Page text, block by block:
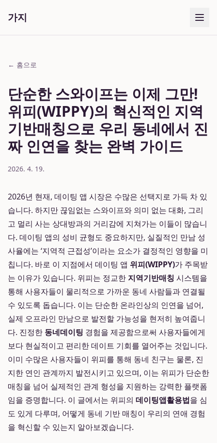
가지
← 홈으로
단순한 스와이프는 이제 그만!
위피(WIPPY)의 혁신적인 지역
기반매칭으로 우리 동네에서 진
짜 인연을 찾는 완벽 가이드
2026. 4. 19.
2026년 현재, 데이팅 앱 시장은 수많은 선택지로 가득 차 있
습니다. 하지만 끊임없는 스와이프와 의미 없는 대화, 그리
고 멀리 사는 상대방과의 거리감에 지쳐가는 이들이 많습니
다. 데이팅 앱의 성비 균형도 중요하지만, 실질적인 만남 성
사율에는 ‘지역적 근접성’이라는 요소가 결정적인 영향을 미
칩니다. 바로 이 지점에서 데이팅 앱 위피(WIPPY)가 주목받
는 이유가 있습니다. 위피는 정교한 지역기반매칭 시스템을
통해 사용자들이 물리적으로 가까운 동네 사람들과 연결될
수 있도록 돕습니다. 이는 단순한 온라인상의 인연을 넘어,
실제 오프라인 만남으로 발전할 가능성을 현저히 높여줍니
다. 진정한 동네데이팅 경험을 제공함으로써 사용자들에게
보다 현실적이고 편리한 데이트 기회를 열어주는 것입니다.
이미 수많은 사용자들이 위피를 통해 동네 친구는 물론, 진
지한 연인 관계까지 발전시키고 있으며, 이는 위피가 단순한
매칭을 넘어 실제적인 관계 형성을 지원하는 강력한 플랫폼
임을 증명합니다. 이 글에서는 위피의 데이팅앱활용법을 심
도 있게 다루며, 어떻게 동네 기반 매칭이 우리의 연애 경험
을 혁신할 수 있는지 알아보겠습니다.